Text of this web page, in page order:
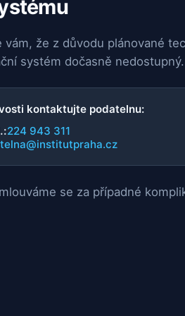
že z důvodu plánované
systém dočasně nedostupný.
kontaktujte podatelnu:
224 943 311
se za případné